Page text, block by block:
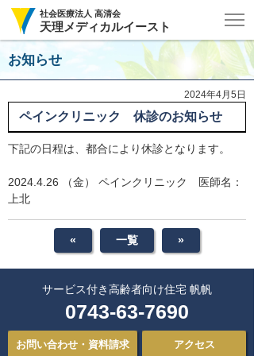
社会医療法人 高清会
天理メディカルイースト
お知らせ
2024年4月5日
ペインクリニック 休診のお知らせ
下記の日程は、都合により休診となります。
2024.4.26 （金） ペインクリニック 医師名：
上北
« 一覧 »
サービス付き高齢者向け住宅 帆帆
0743-63-7690
お問い合わせ・資料請求 アクセス